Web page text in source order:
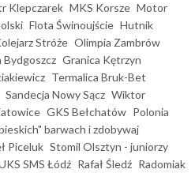
Klepczarek MKS Korsze Motor
Flota Świnoujście Hutnik
Stróże Olimpia Zambrów
Bydgoszcz Granica Kętrzyn
Termalica Bruk-Bet
Sandecja Nowy Sącz Wiktor
GKS Bełchatów Polonia
barwach i zdobywaj
Piceluk Stomil Olsztyn - juniorzy
SMS Łódź Rafał Śledź Radomiak